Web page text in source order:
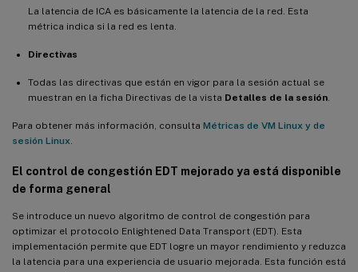
La latencia de ICA es básicamente la latencia de la red. Esta
métrica indica si la red es lenta.
Directivas
Todas las directivas que están en vigor para la sesión actual se
muestran en la ficha Directivas de la vista Detalles de la sesión
Para obtener más información, consulta Métricas de VM Linux y de
sesión Linux
El control de congestión EDT mejorado ya está disponible
de forma general
Se introduce un nuevo algoritmo de control de congestión para
optimizar el protocolo Enlightened Data Transport (EDT). Esta
implementación permite que EDT logre un mayor rendimiento y reduzca
la latencia para una experiencia de usuario mejorada. Esta función está
Mejoras de varios monitores para VDA de acceso con PC remoto
que utilizan tarjetas gráficas que no son vGPU
Fondos personalizados y mensajes de banner en las pantallas
Escalado automático de DPI
Consultas LDAP más rápidas
¿Qué novedades hay en la versión 2204?
Compatibilidad con el inicio de sesión con un directorio de inicio
temporal
Compatibilidad con proxy SOCKS5 para el tráfico HDX de